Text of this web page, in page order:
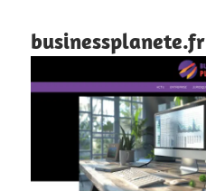
businessplanete.fr